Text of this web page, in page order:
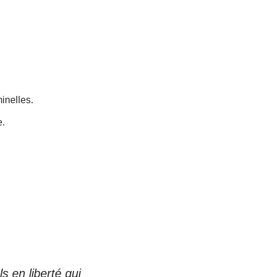
en liberté qui